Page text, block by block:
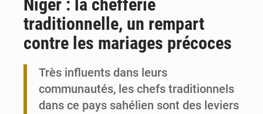
Budget vert 2027 : Le ministère de l’Économie forme ses cadres à Lomé
Travail domestique non rémunéré : à Saly, l’Afrique veut en mesurer la valeur
Niger : la chefferie
traditionnelle, un rempart
contre les mariages précoces
Très influents dans leurs
communautés, les chefs traditionnels
dans ce pays sahélien sont des leviers